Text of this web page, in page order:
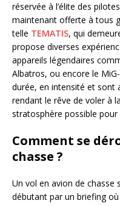
réservée à l’élite des
maintenant offerte à tous
telle TEMATIS, qui
propose diverses
appareils légendaires
Albatros, ou encore le
durée, en intensité et sont
rendant le rêve de voler à
stratosphère possible pour
Comment se
chasse ?
Un vol en avion de chasse
débutant par un briefing